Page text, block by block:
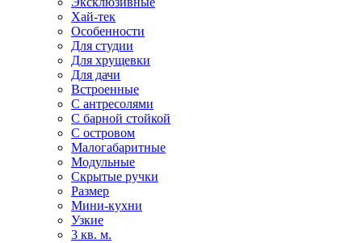
Хай-тек
Особенности
Для студии
Для хрущевки
Для дачи
Встроенные
С антресолями
С барной стойкой
С островом
Малогабаритные
Модульные
Скрытые ручки
Размер
Мини-кухни
Узкие
3 кв. м.